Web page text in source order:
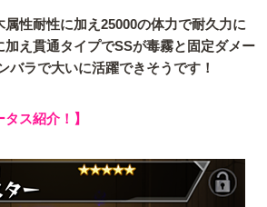
属性耐性に加え25000の体力で耐久力に
加え貫通タイプでSSが毒霧と固定ダメー
バラで大いに活躍できそうです！
ス紹介！】